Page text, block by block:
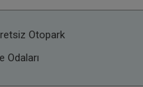
Otopark
Odaları